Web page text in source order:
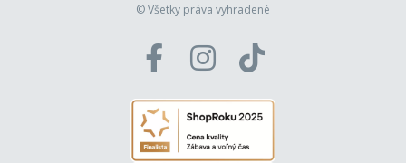
© Všetky práva vyhradené